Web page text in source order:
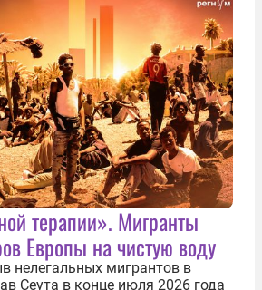
терапии». Мигранты
Европы на чистую воду
нелегальных мигрантов в
Сеута в конце июля 2026 года